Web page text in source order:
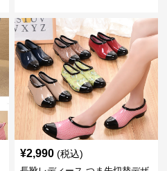
¥2,990 (税込)